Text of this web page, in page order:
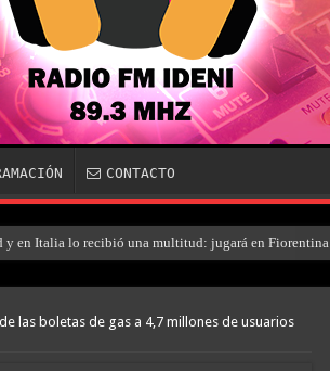
CONTACTO
y en Italia lo recibió una multitud: jugará en Fiorentina
las boletas de gas a 4,7 millones de usuarios